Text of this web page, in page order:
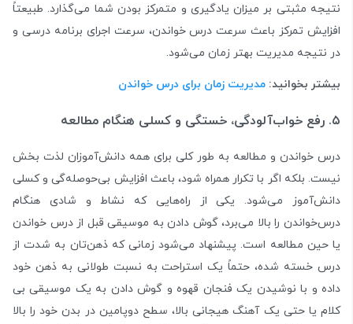
نتیجه مثبتی بر میزان یادگیری و متمرکز بودن شما می‌گذارد. طبیعتاً
افزایش تمرکز باعث سرعت درس‌ خواندن، سرعت اجرای برنامه درسی و
در نتیجه مدیریت بهتر زمان می‌شود.
بیشتر بخوانید: مدیریت زمان برای درس خواندن
۵. رفع خواب‌آلودگی، خستگی و کسلی هنگام مطالعه
درس خواندن و مطالعه به طور کلی برای همه دانش‌آموزان لذت بخش
نیست. بلکه اگر با تکرار همراه شود، باعث افزایش بی‌حوصله‌گی و کسلی
دانش‌آموز می‌شود. یکی از راه‌هایی که نشاط و شادی هنگام
درس‌خواندن را بالا می‌برد، گوش دادن به موسیقی قبل از درس ‌خواندن
یا حین مطالعه است. پیشنهاد می‌شود زمانی که ذهن‌تان به شدت از
درس خسته شده، حتماً یک استراحت به نسبت طولانی به ذهن خود
داده و با نوشیدن یک فنجان قهوه و گوش دادن به یک موسیقی بی
کلام یا حتی یک آهنگ هیجانی بالا، سطح دوپامین در بدن خود را بالا